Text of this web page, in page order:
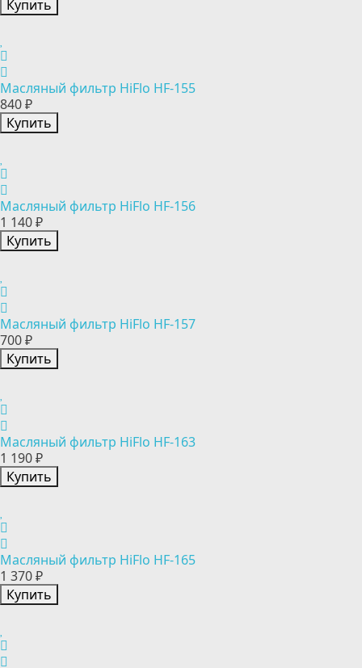
Купить
Масляный фильтр HiFlo HF-155
840 ₽
Купить
Масляный фильтр HiFlo HF-156
1 140 ₽
Купить
Масляный фильтр HiFlo HF-157
700 ₽
Купить
Масляный фильтр HiFlo HF-163
1 190 ₽
Купить
Масляный фильтр HiFlo HF-165
1 370 ₽
Купить